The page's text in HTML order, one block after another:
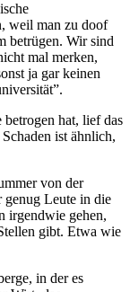
weil man zu doof
betrügen. Wir sind
mal merken,
ja gar keinen
hat, lief das
ist ähnlich,
von der
genug Leute in die
irgendwie gehen,
gibt. Etwa wie
in der es